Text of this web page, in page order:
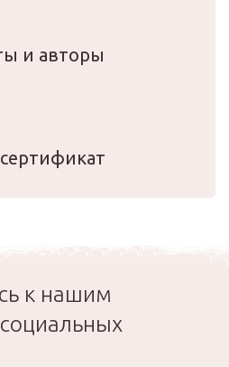
и авторы
к нашим